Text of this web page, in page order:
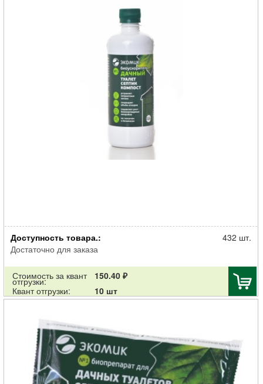
Очиститель ЭКОМИК Дачный септиков, туалетов и
компостирования 0,5л
Доступность товара.:
Достаточно для заказа
432 шт.
Стоимость за квант
отгрузки:
150.40 ₽
Квант отгрузки:
10 шт